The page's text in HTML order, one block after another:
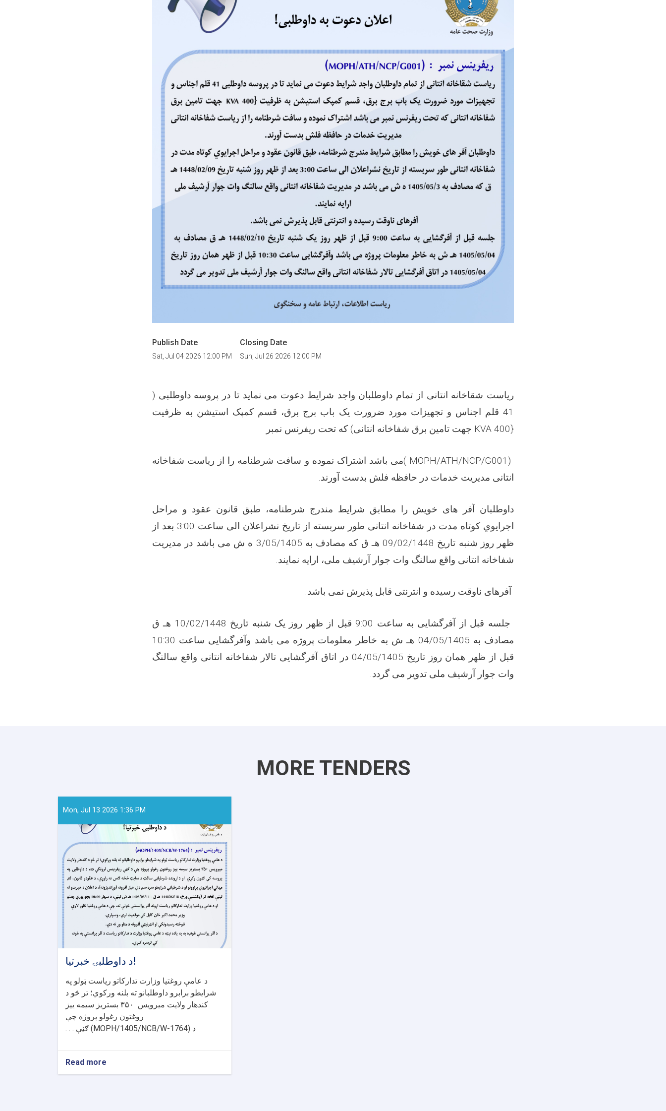
Publish Date
Sat, Jul 04 2026 12:00 PM
Closing Date
Sun, Jul 26 2026 12:00 PM
ریاست شقاخانه انتانی از تمام داوطلبان واجد شرایط دعوت می نماید تا در پروسه داوطلبی (
41 قلم اجناس و تجهیزات مورد ضرورت یک باب برج برق، قسم کمپک استیشن به ظرفیت
{400
KVA جهت تامین برق شفاخانه انتانی) که تحت ریفرنس نمبر
( MOPH/ATH/NCP/G001)می باشد اشتراک نموده و سافت شرطنامه را از ریاست شفاخانه
انتانی مدیریت خدمات در حافظه فلش بدست آورند.
داوطلبان آفر های خویش را مطابق شرایط مندرج شرطنامه، طبق قانون عقود و مراحل
اجرایوي کوتاه‌ مدت در شفاخانه انتانی طور سربسته از تاریخ نشراعلان الی ساعت 3:00 بعد از
ظهر روز شنبه تاریخ 09/02/1448 هـ ق که مصادف به 3/05/1405 ه ش می باشد در مدیریت
شفاخانه انتانی واقع سالنگ وات جوار آرشیف ملی، ارایه نمایند.
آفرهای ناوقت رسیده و انترنتی قابل پذیرش نمی باشد.
جلسه قبل از آفرگشایی به ساعت 9:00 قبل از ظهر روز یک شنبه تاریخ 10/02/1448 هـ ق
مصادف به 04/05/1405 هـ ش به خاطر معلومات پروژه می باشد وآفرگشایی ساعت 10:30
قبل از ظهر همان روز تاریخ 04/05/1405 در اتاق آفرگشایی تالار شفاخانه انتانی واقع سالنگ
وات جوار آرشیف ملی تدویر می گردد.
MORE TENDERS
Mon, Jul 13 2026 1:36 PM
د داوطلبۍ خبرتیا!
د عامې روغتیا وزارت تدارکاتو ریاست ټولو په
شرایطو برابرو داوطلبانو ته بلنه ورکوي؛ تر څو د
کندهار ولایت میرویس
۳۵۰ بستریز سیمه ییز
روغتون رغولو پروژه چې
د (MOPH/1405/NCB/W-1764) ګڼې . . .
Read more
د